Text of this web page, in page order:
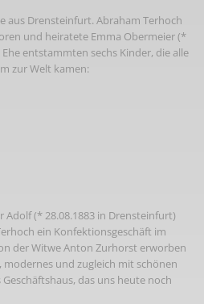
aus Drensteinfurt. Abraham Terhoch
und heiratete Emma Obermeier (*
Ehe entstammten sechs Kinder, die alle
zur Welt kamen:
(* 28.08.1883 in Drensteinfurt)
ein Konfektionsgeschäft im
der Witwe Anton Zurhorst erworben
modernes und zugleich mit schönen
das uns heute noch